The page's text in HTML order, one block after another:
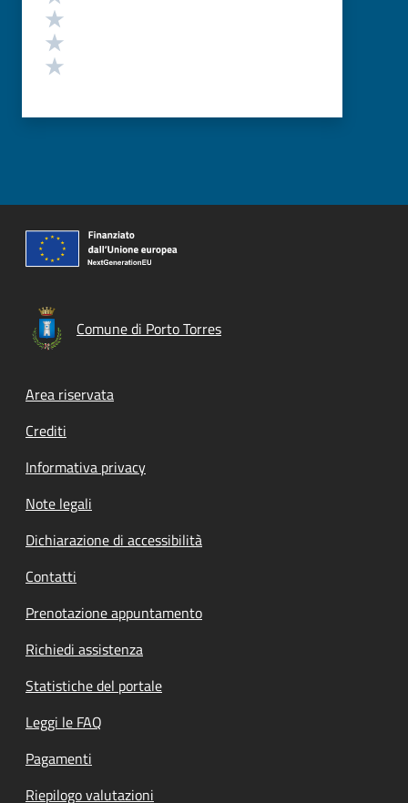
Comune di Porto Torres
Footer menu
Area riservata
Crediti
Informativa privacy
Note legali
Dichiarazione di accessibilità
Contatti
Prenotazione appuntamento
Richiedi assistenza
Statistiche del portale
Leggi le FAQ
Pagamenti
Riepilogo valutazioni